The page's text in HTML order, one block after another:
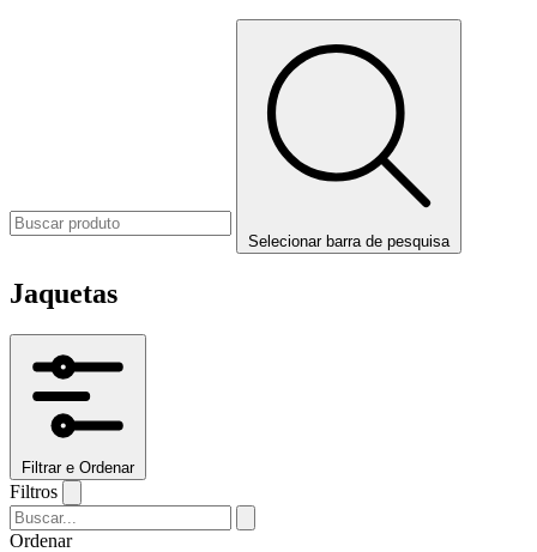
Selecionar barra de pesquisa
Jaquetas
Filtrar e Ordenar
Filtros
Ordenar